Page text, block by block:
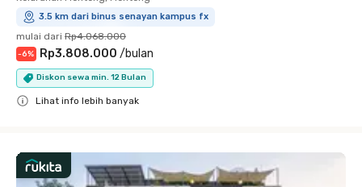
3.5 km dari binus senayan kampus fx
mulai dari Rp4.068.000
-6% Rp3.808.000 /bulan
Diskon sewa min. 12 Bulan
Lihat info lebih banyak